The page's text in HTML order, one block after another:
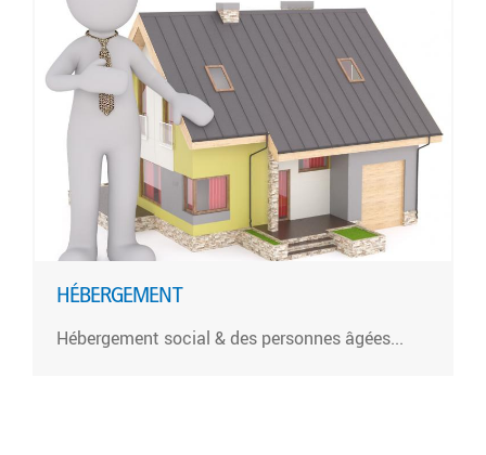
HÉBERGEMENT
Hébergement social & des personnes âgées...